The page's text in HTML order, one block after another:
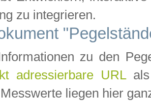
zu integrieren.
zu den
adressierbare URLals
liegen hier